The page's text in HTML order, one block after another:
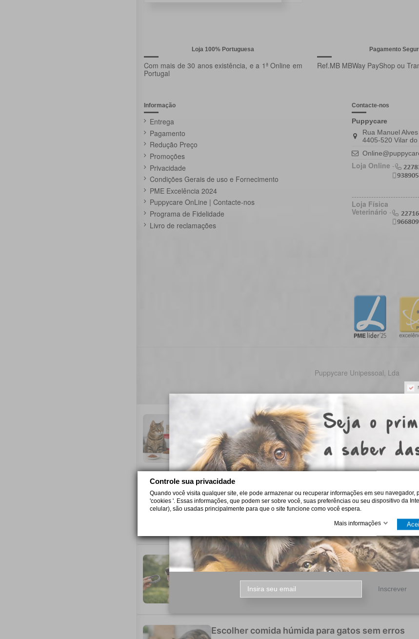
Loja 100% Portuguesa
Com mais de 30 anos existência, e a 1ª Online em
Portugal
Pagamento
Ref.MB MBWay PayShop ou
Informação
Entrega
Pagamento
Redução Preço
Promoções
Privacidade
Condições Gerais de uso e Fornecimento
PME Excelência 2024
Puppycare OnLine | Contacte-nos
Programa de Fidelidade
Livro de reclamações
Contacte-nos
Puppycare
Rua Manuel
4405-520 Vilar do
Loja Online -
Loja Física
Veterinário -
Puppycare Unipessoal, Lda
Inscrever
Como escolher a fórmula Royal Canin certa
Saiba escolher Royal Canin para cão ou gato por idade,
critérios práticos para uma alimentação diária adequada e segura.
6 de agosto de 2026
Pro Plan: como escolher a alimentação certa
Saiba como escolher Pro Plan para cães e gatos conforme
digestão, pele, peso ou saúde urinária, com critério em casa.
Coleira antiparasitária para cães: como escolher
Escolha a coleira antiparasitária cães certa: compare
duração, segurança e cuidados para cada rotina diária do cão.
Escolher comida húmida para gatos sem erros
Controle sua privacidade
Quando você visita qualquer site, ele pode armazenar ou recuperar informações em seu navegador,
'cookies '. Essas informações, que podem ser sobre você, suas preferências ou seu dispositivo da
celular), são usadas principalmente para que o site funcione como você espera.
Mais informações